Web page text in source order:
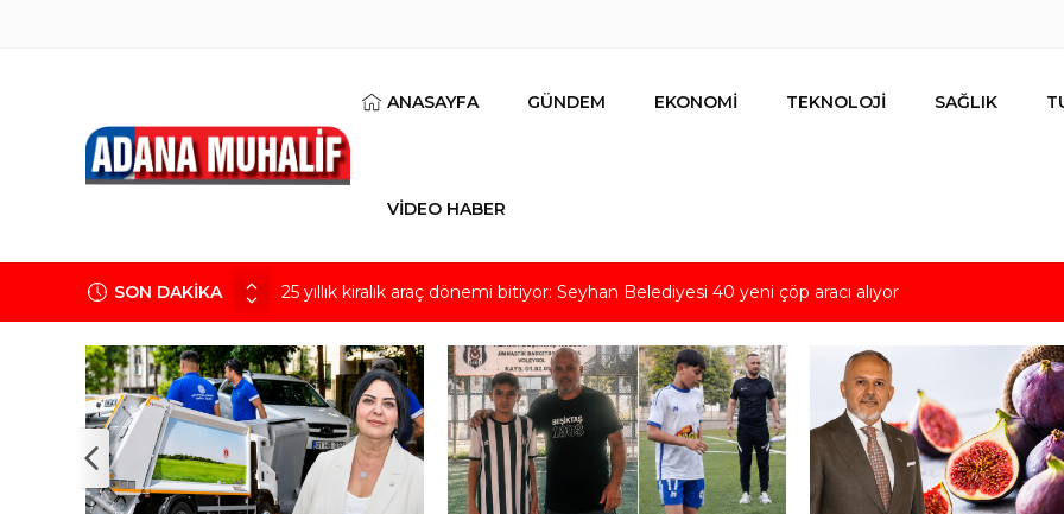
ANASAYFA GÜNDEM EKONOMİ TEKNOLOJİ SAĞLIK
VİDEO HABER
SON DAKİKA
25 yıllık kiralık araç dönemi bitiyor: Seyhan Belediyesi 40 yeni çöp aracı alıyor
Sarıçam Demirspor’un genç yıldızı Adana Beşiktaş Kulübü’nde
Taze incirde rekolte yüksek, hedef 100 milyon dolarlık ihracat!
CHP’li Fırat Yeni Parti’yle ilgili konuştu: “Ganimet üzerine kurulmuş, uluslararası güçlerin sufle
verdiği bir parti”
Bir lahmacun yalnızca bir lahmacun değildir